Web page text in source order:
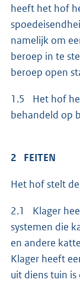
heeft het hof
namelijk om
beroep in te
beroep open
1.5 Het hof
behandeld op
2 FEITEN
Het hof stelt
2.1 Klager
systemen die
en andere
Klager heeft
uit diens tuin